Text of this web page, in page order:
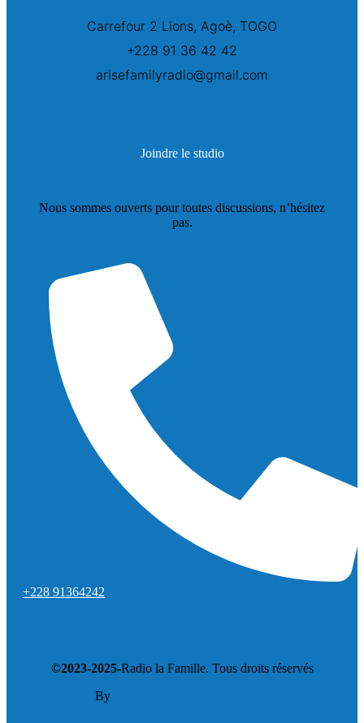
Carrefour 2 Lions, Agoè, TOGO
+228 91 36 42 42
arisefamilyradio@gmail.com
Joindre le studio
Nous sommes ouverts pour toutes discussions, n’hésitez
pas.
+228 91364242
©2023-2025-Radio la Famille. Tous droits réservés
ByOTIYA Technologie&Hosting